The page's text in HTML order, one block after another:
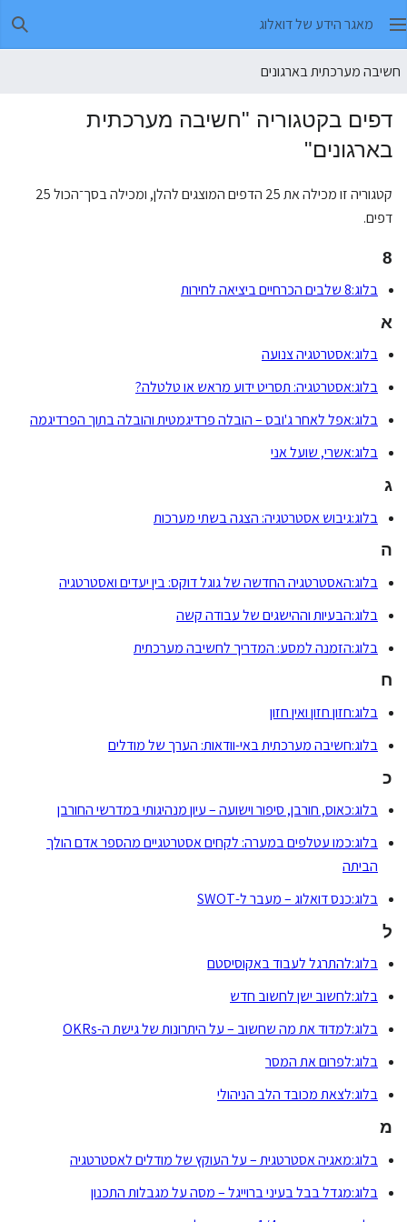
מאגר הידע של דואלוג
חשיבה מערכתית בארגונים
דפים בקטגוריה "חשיבה מערכתית
בארגונים"
קטגוריה זו מכילה את 25 הדפים המוצגים להלן, ומכילה בסך־הכול 25
דפים.
8
בלוג:8 שלבים הכרחיים ביציאה לחירות
א
בלוג:אסטרטגיה צנועה
בלוג:אסטרטגיה: תסריט ידוע מראש או טלטלה?
בלוג:אפל לאחר ג'ובס – הובלה פרדיגמטית והובלה בתוך הפרדיגמה
בלוג:אשרי, שועל אני
ג
בלוג:גיבוש אסטרטגיה: הצגה בשתי מערכות
ה
בלוג:האסטרטגיה החדשה של גוגל דוקס: בין יעדים ואסטרטגיה
בלוג:הבעיות וההישגים של עבודה קשה
בלוג:הזמנה למסע: המדריך לחשיבה מערכתית
ח
בלוג:חזון חזון ואין חזון
בלוג:חשיבה מערכתית באי-וודאות: הערך של מודלים
כ
בלוג:כאוס, חורבן, סיפור וישועה – עיון מנהיגותי במדרשי החורבן
בלוג:כמו עטלפים במערה: לקחים אסטרטגיים מהספר אדם הולך
הביתה
בלוג:כנס דואלוג – מעבר ל-SWOT
ל
בלוג:להתרגל לעבוד באקוסיסטם
בלוג:לחשוב ישן לחשוב חדש
בלוג:למדוד את מה שחשוב – על היתרונות של גישת ה-OKRs
בלוג:לפרום את המסר
בלוג:לצאת מכובד הלב הניהולי
מ
בלוג:מאגיה אסטרטגית – על העוקץ של מודלים לאסטרטגיה
בלוג:מגדל בבל בעיני ברוייגל – מסה על מגבלות התכנון